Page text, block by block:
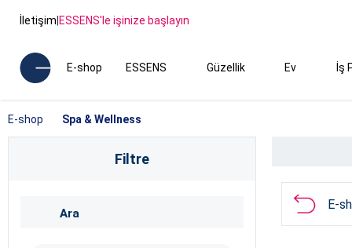
İletişim|ESSENS'le işinize başlayın
E-shop ESSENS Güzellik Ev İş
E-shop Spa & Wellness
Filtre
Ara
E-